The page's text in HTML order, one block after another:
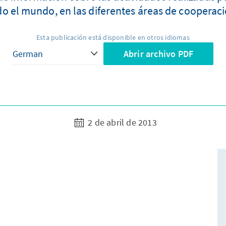
el mundo, en las diferentes áreas de
Esta publicación está disponible en otros idiomas
Abrir archivo PDF
2 de abril de 2013